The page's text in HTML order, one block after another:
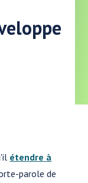
étendre à
parole de